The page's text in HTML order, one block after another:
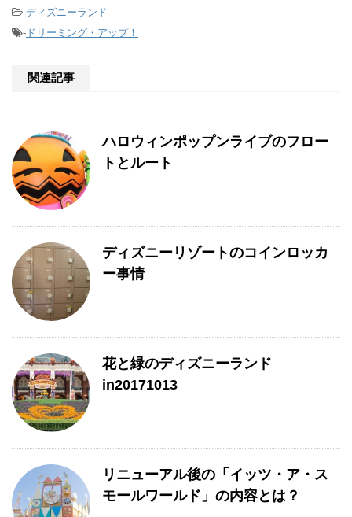
-ディズニーランド
- ドリーミング・アップ！
関連記事
ハロウィンポップンライブのフロー
トとルート
ディズニーリゾートのコインロッカ
ー事情
花と緑のディズニーランド
in20171013
リニューアル後の「イッツ・ア・ス
モールワールド」の内容とは？